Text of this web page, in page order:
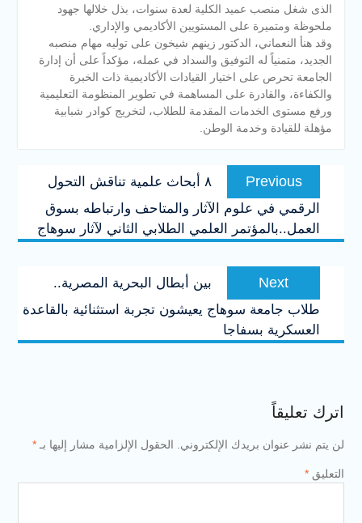
الذى شغل منصب عميد الكلية لعدة سنوات، بذل خلالها جهود
ملحوظة ومتميرة على المستويين الأكاديمي والإداري.
وقد هنأ النعماني، الدكتور زينهم شيخون على توليه مهام منصبه
الجديد، متمنياً له التوفيق والسداد في عمله، مؤكداً على أن إدارة
الجامعة تحرص على اختيار القيادات الأكاديمية ذات الخبرة
والكفاءة، والقادرة على المساهمة في تطوير المنظومة التعليمية
ورفع مستوى الخدمات المقدمة للطلاب، لتخريج كوادر شبابية
مؤهلة للقيادة وخدمة الوطن.
تصفّح
المقالاتPrevious
Previous
post:
٨ أبحاث علمية تناقش التحول
الرقمي في علوم الآثار والمتاحف وارتباطه بسوق
العمل..بالمؤتمر العلمي الطلابي الثاني لآثار سوهاج
Next
Next
post:
بين أبطال البحرية المصرية..
طلاب جامعة سوهاج يعيشون تجربة استثنائية بالقاعدة
العسكرية بسفاجا
اترك تعليقاً
لن يتم نشر عنوان بريدك الإلكتروني. الحقول الإلزامية مشار إليها بـ *
التعليق *